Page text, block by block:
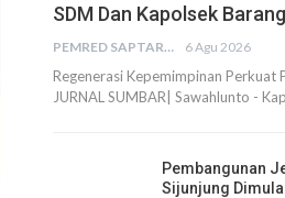
SDM Dan Kapolsek
PEMRED SAPTARIUS 6 Agu 2026
Regenerasi Kepemimpinan Perkuat
JURNAL SUMBAR| Sawahlunto -
Pembangunan
Sijunjung